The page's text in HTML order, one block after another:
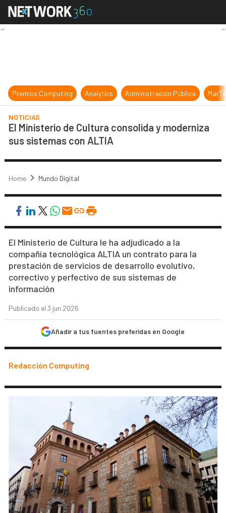
El Ministerio de Cultura consolida
Premios Computing Analytics Administración Pública
NOTICIAS
El Ministerio de Cultura consolida y moderniza
sus sistemas con ALTIA
Home Mundo Digital
El Ministerio de Cultura le ha adjudicado a la
compañía tecnológica ALTIA un contrato para la
prestación de servicios de desarrollo evolutivo,
correctivo y perfectivo de sus sistemas de
información
Publicado el 3 jun 2026
Añadir a tus fuentes preferidas en Google
Redacción Computing